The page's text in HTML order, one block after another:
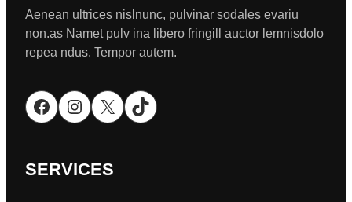
Aenean ultrices nislnunc, pulvinar sodales evariu
non.as Namet pulv ina libero fringill auctor lemnisdolo
repea ndus. Tempor autem.
Facebook Instagram X TikTok
SERVICES